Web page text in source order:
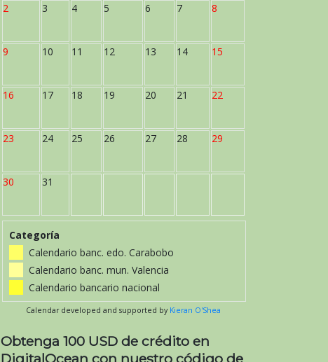
2 3 4 5 6 7 8
9 10 11 12 13 14 15
16 17 18 19 20 21 22
23 24 25 26 27 28 29
30 31
Categoría
Calendario banc. edo. Carabobo
Calendario banc. mun. Valencia
Calendario bancario nacional
Calendar developed and supported by Kieran O'Shea
Obtenga 100 USD de crédito en
DigitalOcean con nuestro código de